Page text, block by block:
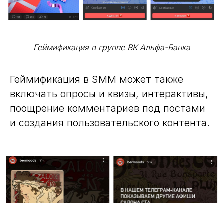
Геймификация в группе ВК Альфа-Банка
Геймификация в SMM может также
включать опросы и квизы, интерактивы,
поощрение комментариев под постами
и создания пользовательского контента.